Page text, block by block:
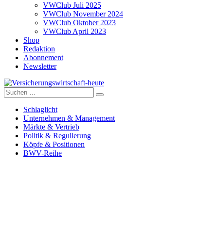
VWClub Juli 2025
VWClub November 2024
VWClub Oktober 2023
VWClub April 2023
Shop
Redaktion
Abonnement
Newsletter
Versicherungswirtschaft-heute
Suche
nach:
Schlaglicht
Unternehmen & Management
Märkte & Vertrieb
Politik & Regulierung
Köpfe & Positionen
BWV-Reihe